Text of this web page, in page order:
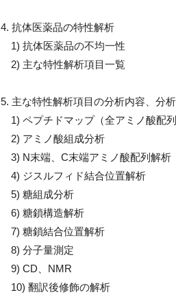
4. 抗体医薬品の特性解析
1) 抗体医薬品の不均一性
2) 主な特性解析項目一覧
5. 主な特性解析項目の分析内容、分
1) ペプチドマップ（全アミノ酸配列
2) アミノ酸組成分析
3) N末端、C末端アミノ酸配列解析
4) ジスルフィド結合位置解析
5) 糖組成分析
6) 糖鎖構造解析
7) 糖鎖結合位置解析
8) 分子量測定
9) CD、NMR
10) 翻訳後修飾の解析